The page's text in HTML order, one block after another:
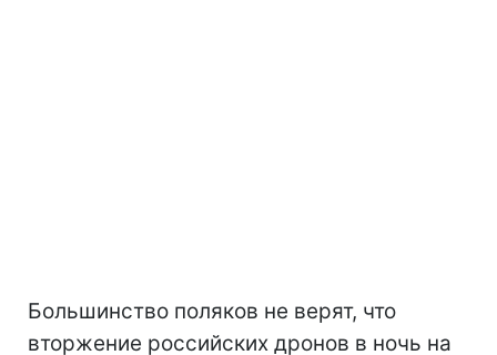
Большинство поляков не верят, что
вторжение российских дронов в ночь на